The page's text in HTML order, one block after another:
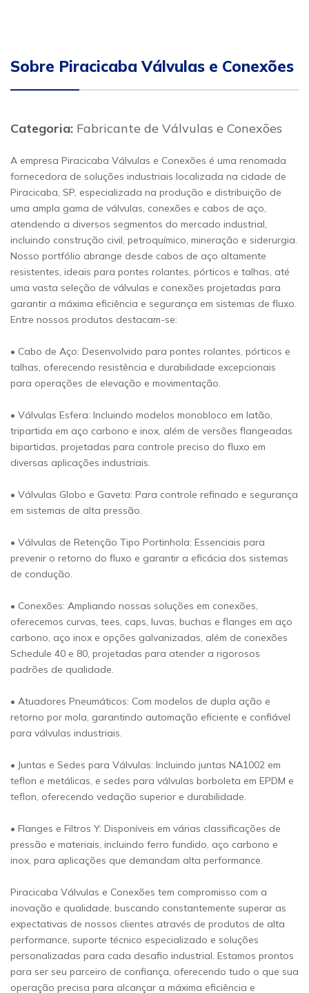
Sobre Piracicaba Válvulas e Conexões
Categoria: Fabricante de Válvulas e Conexões
A empresa Piracicaba Válvulas e Conexões é uma renomada
fornecedora de soluções industriais localizada na cidade de
Piracicaba, SP, especializada na produção e distribuição de
uma ampla gama de válvulas, conexões e cabos de aço,
atendendo a diversos segmentos do mercado industrial,
incluindo construção civil, petroquímico, mineração e siderurgia.
Nosso portfólio abrange desde cabos de aço altamente
resistentes, ideais para pontes rolantes, pórticos e talhas, até
uma vasta seleção de válvulas e conexões projetadas para
garantir a máxima eficiência e segurança em sistemas de fluxo.
Entre nossos produtos destacam-se:
• Cabo de Aço: Desenvolvido para pontes rolantes, pórticos e
talhas, oferecendo resistência e durabilidade excepcionais
para operações de elevação e movimentação.
• Válvulas Esfera: Incluindo modelos monobloco em latão,
tripartida em aço carbono e inox, além de versões flangeadas
bipartidas, projetadas para controle preciso do fluxo em
diversas aplicações industriais.
• Válvulas Globo e Gaveta: Para controle refinado e segurança
em sistemas de alta pressão.
• Válvulas de Retenção Tipo Portinhola: Essenciais para
prevenir o retorno do fluxo e garantir a eficácia dos sistemas
de condução.
• Conexões: Ampliando nossas soluções em conexões,
oferecemos curvas, tees, caps, luvas, buchas e flanges em aço
carbono, aço inox e opções galvanizadas, além de conexões
Schedule 40 e 80, projetadas para atender a rigorosos
padrões de qualidade.
• Atuadores Pneumáticos: Com modelos de dupla ação e
retorno por mola, garantindo automação eficiente e confiável
para válvulas industriais.
• Juntas e Sedes para Válvulas: Incluindo juntas NA1002 em
teflon e metálicas, e sedes para válvulas borboleta em EPDM e
teflon, oferecendo vedação superior e durabilidade.
• Flanges e Filtros Y: Disponíveis em várias classificações de
pressão e materiais, incluindo ferro fundido, aço carbono e
inox, para aplicações que demandam alta performance.
Piracicaba Válvulas e Conexões tem compromisso com a
inovação e qualidade, buscando constantemente superar as
expectativas de nossos clientes através de produtos de alta
performance, suporte técnico especializado e soluções
personalizadas para cada desafio industrial. Estamos prontos
para ser seu parceiro de confiança, oferecendo tudo o que sua
operação precisa para alcançar a máxima eficiência e